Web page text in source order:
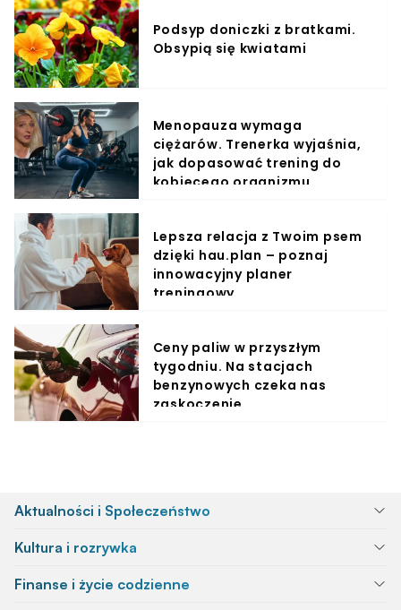
Podsyp doniczki z bratkami.
Obsypią się kwiatami
Menopauza wymaga
ciężarów. Trenerka wyjaśnia,
jak dopasować trening do
kobiecego organizmu
Lepsza relacja z Twoim psem
dzięki hau.plan – poznaj
innowacyjny planer
treningowy
Ceny paliw w przyszłym
tygodniu. Na stacjach
benzynowych czeka nas
zaskoczenie
Aktualności i Społeczeństwo
Kultura i rozrywka
Finanse i życie codzienne